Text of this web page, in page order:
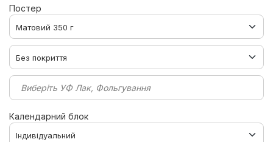
Постер
Виберіть УФ Лак, Фольгування
Календарний блок